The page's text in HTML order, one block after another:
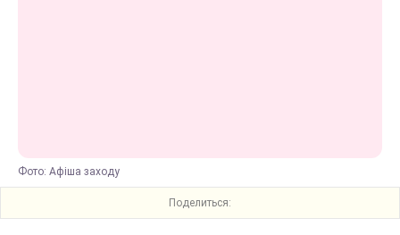
Фото: Афіша заходу
Поделиться: